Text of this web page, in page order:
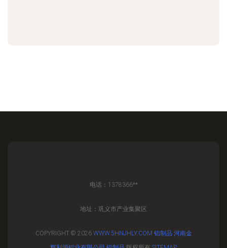
电话：1378366**
地址：巩义市产业集聚区
COPYRIGHT © 2026 WWW.5HNJHLY.COM 铝制品 河南金